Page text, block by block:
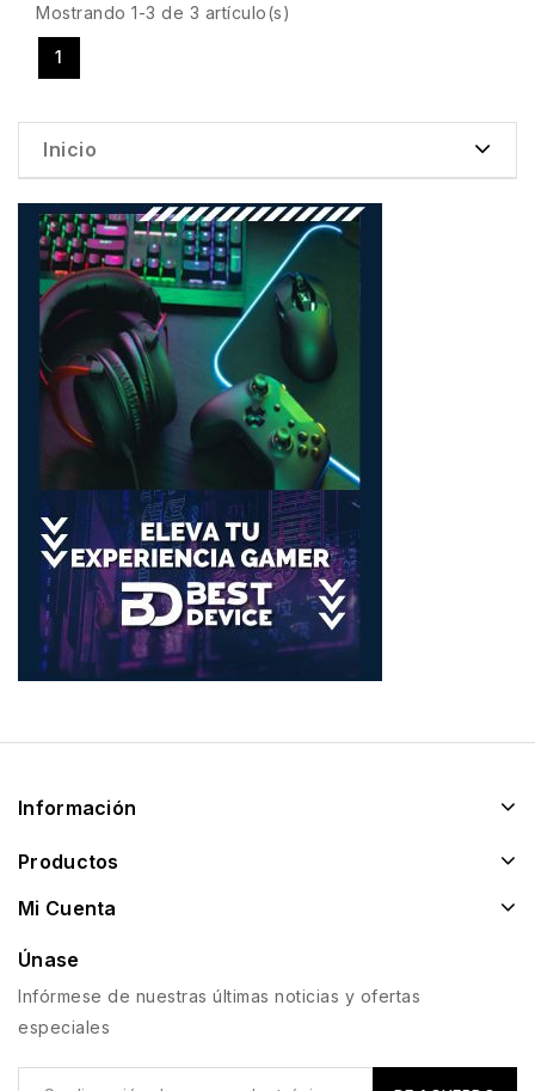
Mostrando 1-3 de 3 artículo(s)
1
Inicio
Información
Productos
Mi Cuenta
Únase
Infórmese de nuestras últimas noticias y ofertas
especiales